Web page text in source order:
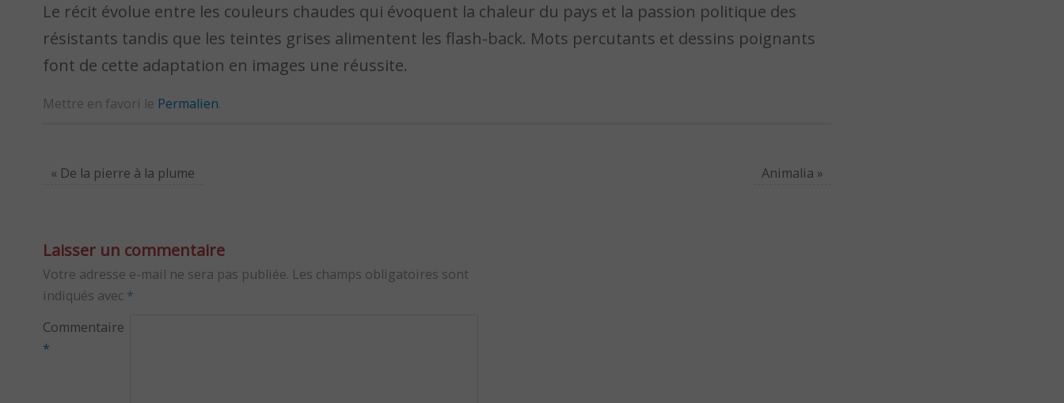
Le récit évolue entre les couleurs chaudes qui évoquent la chaleur du pays et la passion politique des
résistants tandis que les teintes grises alimentent les flash-back. Mots percutants et dessins poignants
font de cette adaptation en images une réussite.
Mettre en favori le Permalien.
« De la pierre à la plume Animalia »
Laisser un commentaire
Votre adresse e-mail ne sera pas publiée. Les champs obligatoires sont
indiqués avec *
Commentaire
*